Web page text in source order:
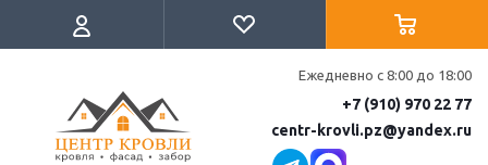
Ежедневно с 8:00 до 18:00
+7 (910) 970 22 77
centr-krovli.pz@yandex.ru